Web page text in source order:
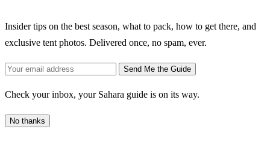
Insider tips on the best season, what to pack, how to get there, and
exclusive tent photos. Delivered once, no spam, ever.
Send Me the Guide
Check your inbox, your Sahara guide is on its way.
No thanks